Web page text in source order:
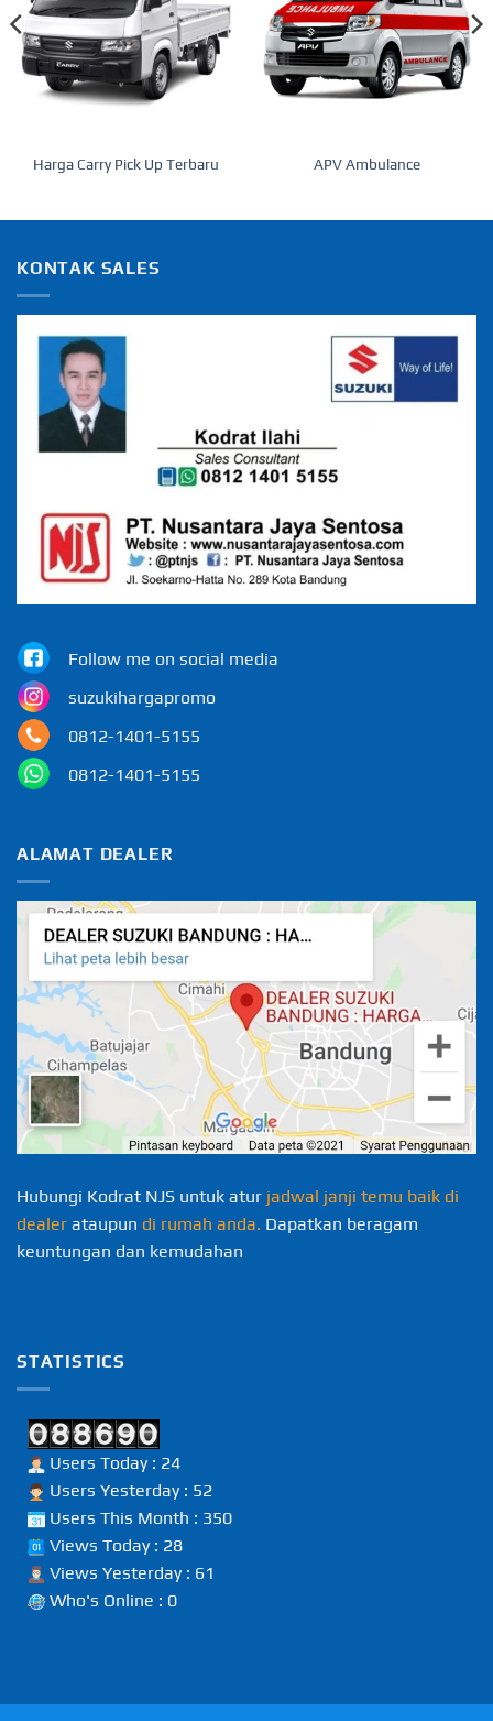
Harga Carry Pick Up Terbaru APV Ambulance
KONTAK SALES
Follow me on social media
suzukihargapromo
0812-1401-5155
0812-1401-5155
ALAMAT DEALER
Hubungi Kodrat NJS untuk atur jadwal janji temu baik di
dealer ataupun di rumah anda. Dapatkan beragam
keuntungan dan kemudahan
STATISTICS
Users Today : 24
Users Yesterday : 52
Users This Month : 350
Views Today : 28
Views Yesterday : 61
Who's Online : 0